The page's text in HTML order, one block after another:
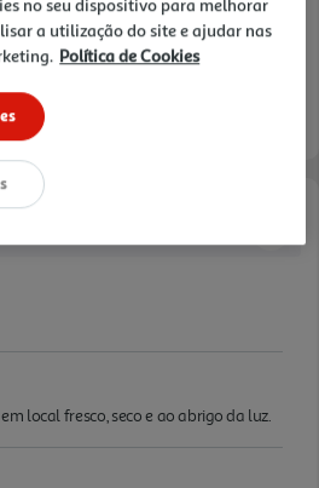
local fresco, seco e ao abrigo da luz.
a utilização do site e ajudar nas
Política de Cookies